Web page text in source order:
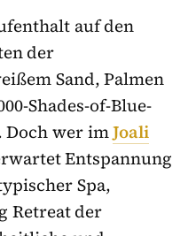
auf den
der
Sand, Palmen
Shades-of-Blue-
Doch wer imJoali
Entspannung
Spa,
Retreat der